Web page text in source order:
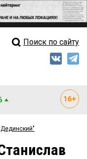
выпуск
Поиск по сайту